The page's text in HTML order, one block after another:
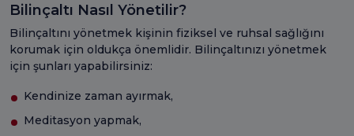
Bilinçaltı Nasıl Yönetilir?
Bilinçaltını yönetmek kişinin fiziksel ve ruhsal sağlığını
korumak için oldukça önemlidir. Bilinçaltınızı yönetmek
için şunları yapabilirsiniz:
Kendinize zaman ayırmak,
Meditasyon yapmak,